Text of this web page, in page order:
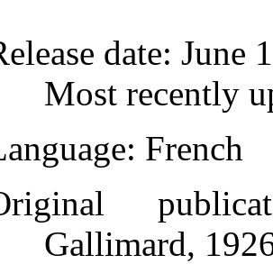
date: June
Most recently
: French
Gallimard,